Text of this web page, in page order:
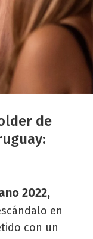
de
2022,
en
con un